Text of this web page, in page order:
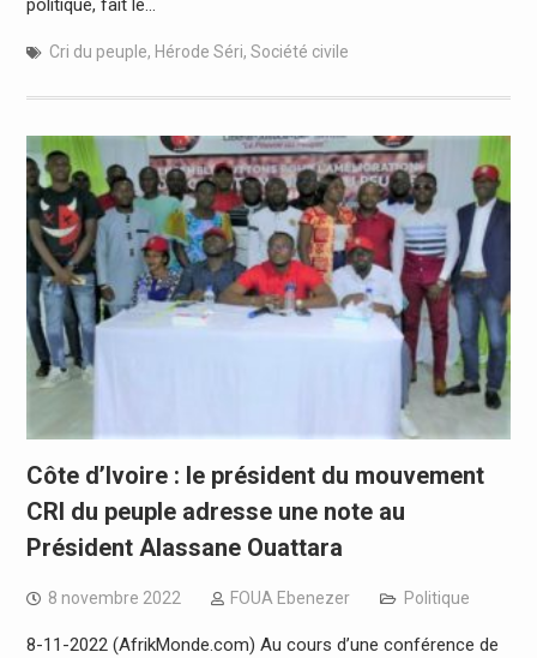
politique, fait le…
Cri du peuple, Hérode Séri, Société civile
Côte d’Ivoire : le président du mouvement
CRI du peuple adresse une note au
Président Alassane Ouattara
8 novembre 2022 FOUA Ebenezer Politique
8-11-2022 (AfrikMonde.com) Au cours d’une conférence de